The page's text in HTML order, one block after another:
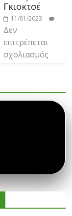
Γκιοκτσέ
11/01/2023
Δεν
επιτρέπεται
σχολιασμός